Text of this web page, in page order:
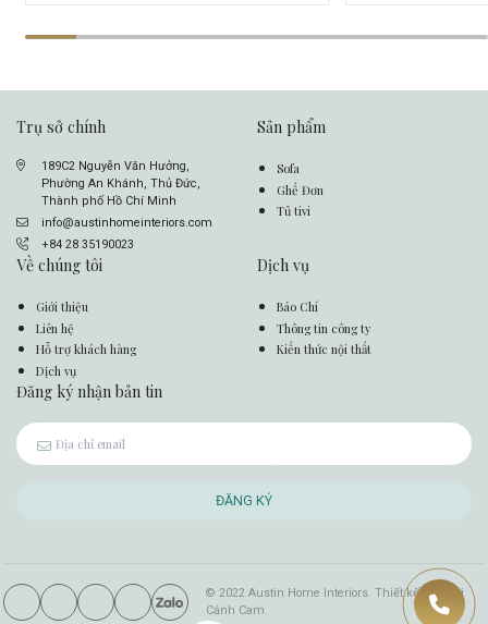
Trụ sở chính
189C2 Nguyễn Văn Hưởng,
Phường An Khánh, Thủ Đức,
Thành phố Hồ Chí Minh
info@austinhomeinteriors.com
+84 28 35190023
Sản phẩm
Sofa
Ghế Đơn
Tủ tivi
Về chúng tôi
Giới thiệu
Liên hệ
Hỗ trợ khách hàng
Dịch vụ
Dịch vụ
Báo Chí
Thông tin công ty
Kiến thức nội thất
Đăng ký nhận bản tin
ĐĂNG KÝ
© 2022 Austin Home Interiors. Thiết kế web bởi
Cánh Cam.